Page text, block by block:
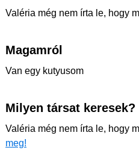
Valéria még nem írta le, hogy
Magamról
Van egy kutyusom
Milyen társat keresek?
Valéria még nem írta le, hogy
meg!